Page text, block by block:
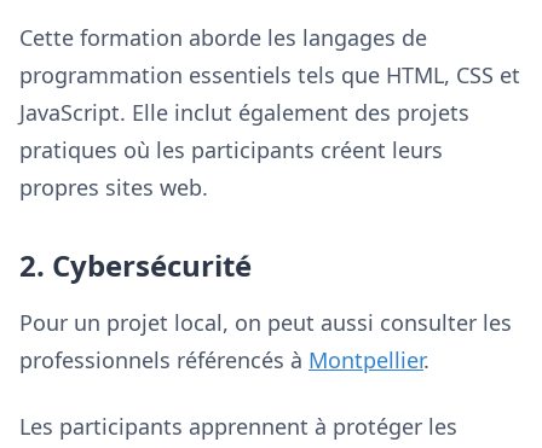
Cette formation aborde les langages de
programmation essentiels tels que HTML, CSS et
JavaScript. Elle inclut également des projets
pratiques où les participants créent leurs
propres sites web.
2. Cybersécurité
Pour un projet local, on peut aussi consulter les
professionnels référencés à Montpellier.
Les participants apprennent à protéger les